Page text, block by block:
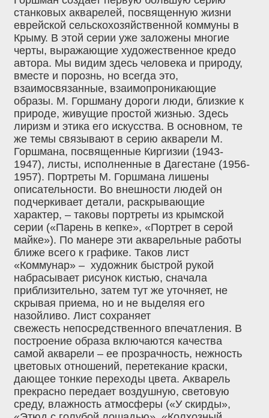
станковых акварелей, посвященную жизни
еврейской сельскохозяйственной коммуны в
Крыму. В этой серии уже заложены многие
черты, выражающие художественное кредо
автора. Мы видим здесь человека и природу,
вместе и порознь, но всегда это,
взаимосвязанные, взаимопроникающие
образы. М. Горшману дороги люди, близкие к
природе, живущие простой жизнью. Здесь
лиризм и этика его искусства. В основном, те
же темы связывают в серию акварели М.
Горшмана, посвященные Киргизии (1943-
1947), листы, исполненные в Дагестане (1956-
1957). Портреты М. Горшмана лишены
описательности. Во внешности людей он
подчеркивает детали, раскрывающие
характер, – таковы портреты из крымской
серии («Парень в кепке», «Портрет в серой
майке»). По манере эти акварельные работы
ближе всего к графике. Таков лист
«Коммунар» – художник быстрой рукой
набрасывает рисунок кистью, сначала
приблизительно, затем тут же уточняет, не
скрывая приема, но и не выделяя его
назойливо. Лист сохраняет
свежесть непосредственного впечатления. В
построение образа включаются качества
самой акварели – ее прозрачность, нежность
цветовых отношений, перетекание краски,
дающее тонкие переходы цвета. Акварель
прекрасно передает воздушную, световую
среду, влажность атмосферы («У скирды»,